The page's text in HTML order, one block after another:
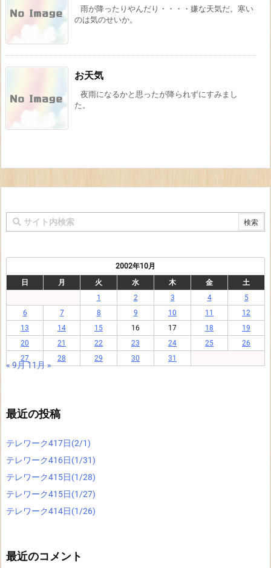
雨が降ったりやんだり・・・・嫌な天気だ。寒い
のは気のせいか。
お天気
夜雨になるかと思ったが降られずにすみまし
た。
2002年10月
日
月 火 水 木 金
土
1
2 3 4
5
6
7 8 9 10 11
12
13
14 15 16 17 18
19
20
21 22 23 24 25
26
27
28 29 30 31
« 9月11月 »
最近の投稿
テレワーク417日(2/1)
テレワーク416日(1/31)
テレワーク415日(1/28)
テレワーク415日(1/27)
テレワーク414日(1/26)
最近のコメント